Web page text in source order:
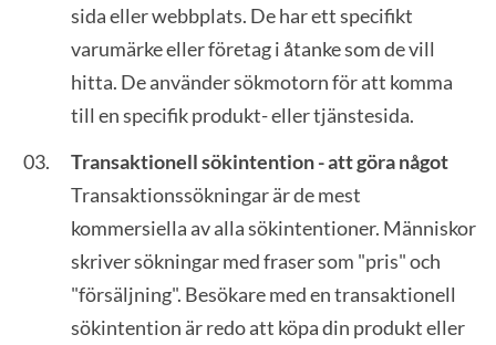
sida eller webbplats. De har ett specifikt
varumärke eller företag i åtanke som de vill
hitta. De använder sökmotorn för att komma
till en specifik produkt- eller tjänstesida.
Transaktionell sökintention - att göra något
Transaktionssökningar är de mest
kommersiella av alla sökintentioner. Människor
skriver sökningar med fraser som "pris" och
"försäljning". Besökare med en transaktionell
sökintention är redo att köpa din produkt eller